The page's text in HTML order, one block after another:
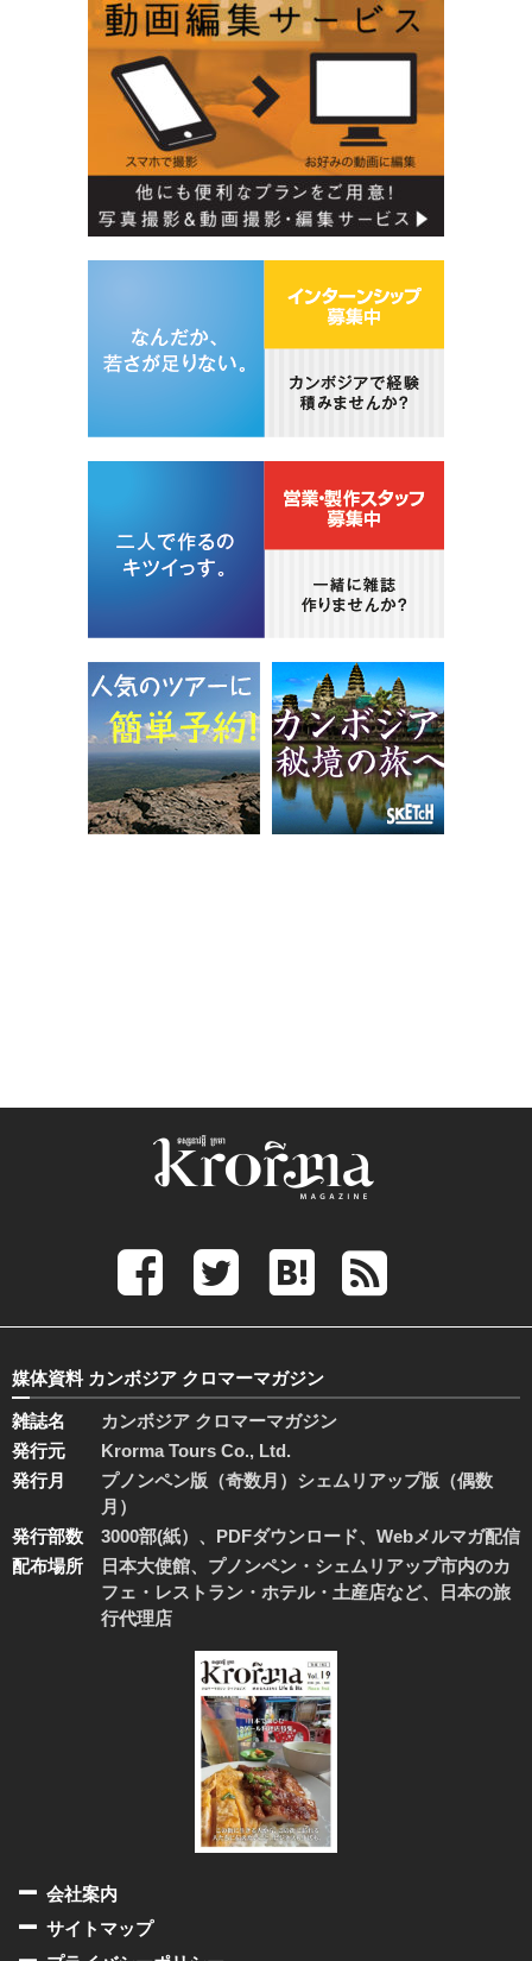
媒体資料 カンボジア クロマーマガジン
雑誌名
カンボジア クロマーマガジン
発行元
Krorma Tours Co., Ltd.
発行月
プノンペン版（奇数月）シェムリアップ版（偶数
月）
発行部数
3000部(紙）、PDFダウンロード、Webメルマガ配信
配布場所
日本大使館、プノンペン・シェムリアップ市内のカ
フェ・レストラン・ホテル・土産店など、日本の旅
行代理店
会社案内
サイトマップ